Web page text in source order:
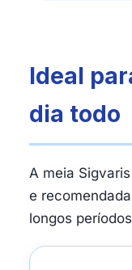
Ideal
dia todo
A meia
e
longos